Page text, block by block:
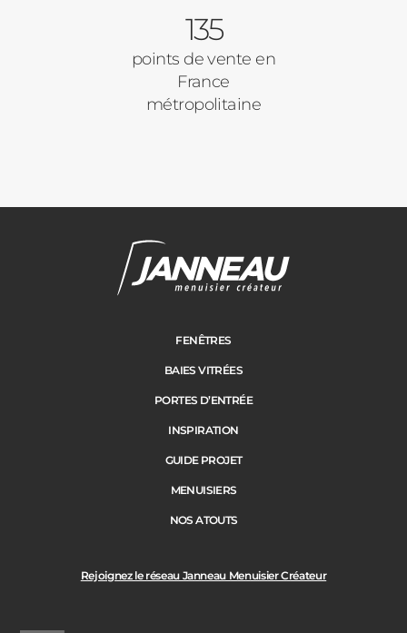
135
points de vente en
France
métropolitaine
Rejoignez le réseau Janneau Menuisier Créateur
FENÊTRES
BAIES VITRÉES
PORTES D’ENTRÉE
INSPIRATION
GUIDE PROJET
MENUISIERS
NOS ATOUTS
Janneau Menuisier Créateur